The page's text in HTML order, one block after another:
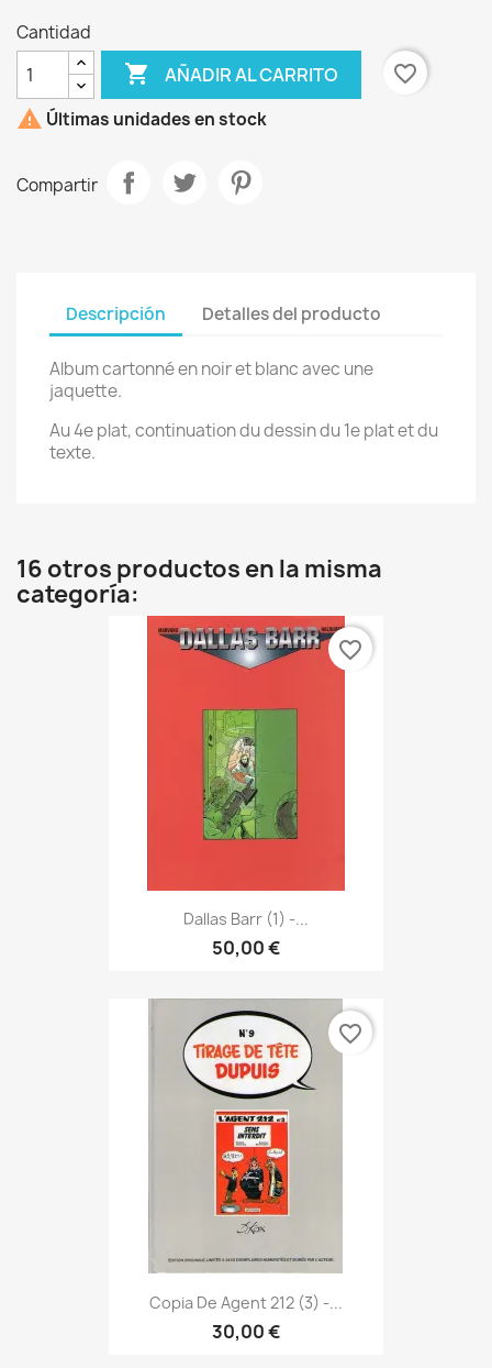
Cantidad
 AÑADIR AL CARRITO
favorite_border
 Últimas unidades en stock
Compartir
Descripción Detalles del producto
Album cartonné en noir et blanc avec une
jaquette.
Au 4e plat, continuation du dessin du 1e plat et du
texte.
16 otros productos en la misma
categoría:
Dallas Barr (1) -...
50,00 €
favorite_border
Copia De Agent 212 (3) -...
30,00 €
favorite_border